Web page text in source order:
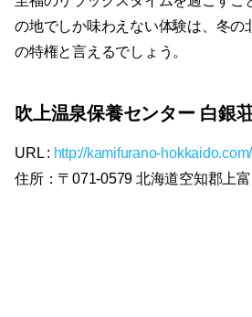
の地でしか味わえない体験は、冬の
の特権と言えるでしょう。
吹上温泉保養センター 白銀
URL : http://kamifurano-
住所：〒071-0579 北海道空知郡上